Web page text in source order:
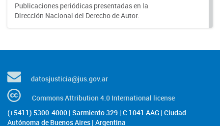
Publicaciones periódicas presentadas en la
Dirección Nacional del Derecho de Autor.
datosjusticia@jus.gov.ar
Commons Attribution 4.0 International license
(+5411) 5300-4000 | Sarmiento 329 | C 1041 AAG | Ciudad
Autónoma de Buenos Aires | Argentina